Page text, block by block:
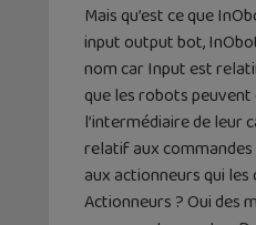
Mais qu’est ce que
input output bot,
nom car Input est
que les robots
l’intermédiaire de leur
relatif aux commandes
aux actionneurs qui
Actionneurs ? Oui des